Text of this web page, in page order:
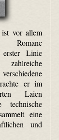
vor allem
Romane
Linie
zahlreiche
er im
Laien
technische
eine
und